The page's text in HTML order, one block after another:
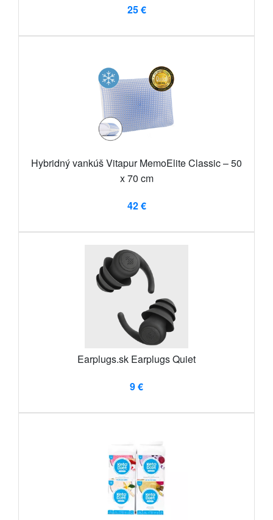
25 €
Hybridný vankúš Vitapur MemoElite Classic – 50
x 70 cm
42 €
Earplugs.sk Earplugs Quiet
9 €